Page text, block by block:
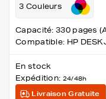
3 Couleurs
Capacité: 330 pages
Compatible: HP
En stock
Expédition: 24/48h
Livraison Gratuite